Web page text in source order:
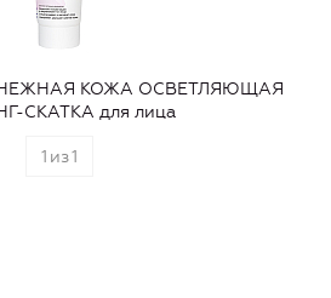
КОЖА ОСВЕТЛЯЮЩАЯ
СКАТКА для лица
1 из1